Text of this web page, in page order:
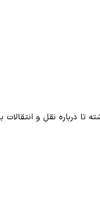
تا درباره نقل و